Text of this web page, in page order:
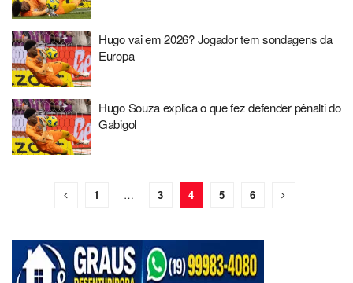
Hugo vai em 2026? Jogador tem sondagens da
Europa
Hugo Souza explica o que fez defender pênalti do
Gabigol
1 … 3 4 5 6